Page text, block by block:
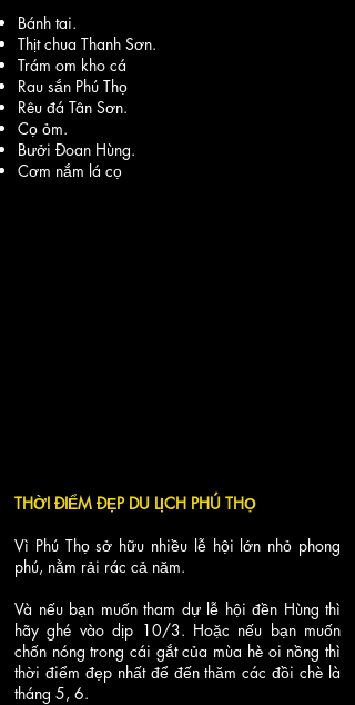
Bánh tai.
Thịt chua Thanh Sơn.
Trám om kho cá
Rau sắn Phú Thọ
Rêu đá Tân Sơn.
Cọ ỏm.
Bưởi Đoan Hùng.
Cơm nắm lá cọ
THỜI ĐIỂM ĐẸP DU LỊCH PHÚ THỌ
Vì Phú Thọ sở hữu nhiều lễ hội lớn nhỏ phong
phú, nằm rải rác cả năm.
Và nếu bạn muốn tham dự lễ hội đền Hùng thì
hãy ghé vào dịp 10/3. Hoặc nếu bạn muốn
chốn nóng trong cái gắt của mùa hè oi nồng thì
thời điểm đẹp nhất để đến thăm các đồi chè là
tháng 5, 6.